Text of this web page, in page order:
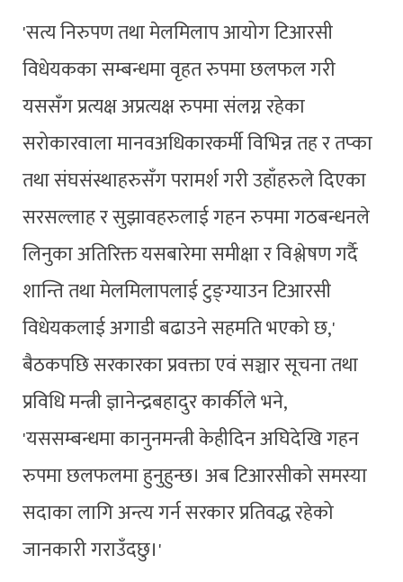
'सत्य निरुपण तथा मेलमिलाप आयोग टिआरसी
विधेयकका सम्बन्धमा वृहत रुपमा छलफल गरी
यससँग प्रत्यक्ष अप्रत्यक्ष रुपमा संलग्न रहेका
सरोकारवाला मानवअधिकारकर्मी विभिन्न तह र तप्का
तथा संघसंस्थाहरुसँग परामर्श गरी उहाँहरुले दिएका
सरसल्लाह र सुझावहरुलाई गहन रुपमा गठबन्धनले
लिनुका अतिरिक्त यसबारेमा समीक्षा र विश्लेषण गर्दै
शान्ति तथा मेलमिलापलाई टुङ्ग्याउन टिआरसी
विधेयकलाई अगाडी बढाउने सहमति भएको छ,'
बैठकपछि सरकारका प्रवक्ता एवं सञ्चार सूचना तथा
प्रविधि मन्त्री ज्ञानेन्द्रबहादुर कार्कीले भने,
'यससम्बन्धमा कानुनमन्त्री केहीदिन अघिदेखि गहन
रुपमा छलफलमा हुनुहुन्छ। अब टिआरसीको समस्या
सदाका लागि अन्त्य गर्न सरकार प्रतिवद्ध रहेको
जानकारी गराउँदछु।'